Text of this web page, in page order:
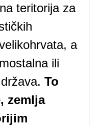
teritorija za
a
ili
To
zemlja